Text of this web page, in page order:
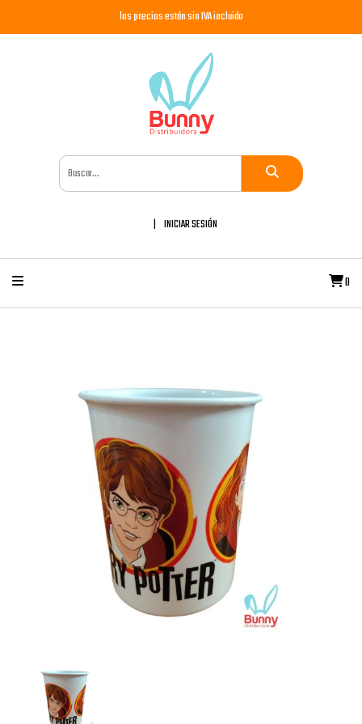
los precios están sin IVA incluido
INICIAR SESIÓN
0